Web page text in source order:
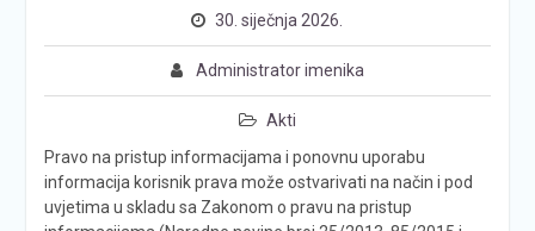
30. siječnja 2026.
Administrator imenika
Akti
Pravo na pristup informacijama i ponovnu uporabu
informacija korisnik prava može ostvarivati na način i pod
uvjetima u skladu sa Zakonom o pravu na pristup